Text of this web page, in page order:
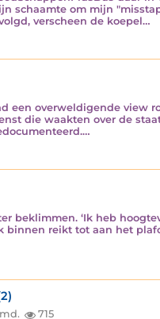
schaamte om mijn
verscheen de koepel…
een overweldigende view
die waakten over de
beklimmen. ‘Ik heb
binnen reikt tot aan het
715